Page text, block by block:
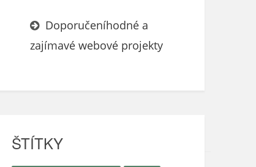
Doporučeníhodné a
zajímavé webové projekty
ŠTÍTKY